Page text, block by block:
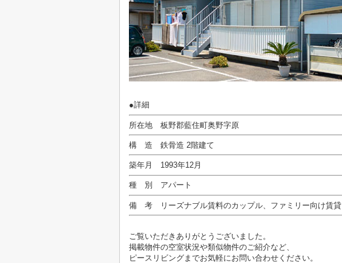
●詳細
所在地 板野郡藍住町奥野字原
構 造 鉄骨造 2階建て
築年月 1993年12月
種 別 アパート
備 考 リーズナブル賃料のカップル、ファミリー向け賃貸
ご覧いただきありがとうございました。
掲載物件の空室状況や類似物件のご紹介など、
ピースリビングまでお気軽にお問い合わせください。